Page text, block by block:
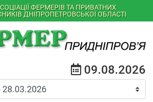
ФЕРМЕРІВ ТА ПРИВАТНИХ
ДНІПРОПЕТРОВСЬКОЇ ОБЛАСТІ
09.08.2026